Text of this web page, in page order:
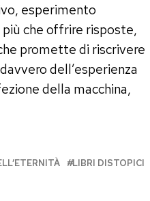
esperimento
che offrire risposte,
promette di riscrivere
dell’esperienza
della macchina,
LIBRI DISTOPICI